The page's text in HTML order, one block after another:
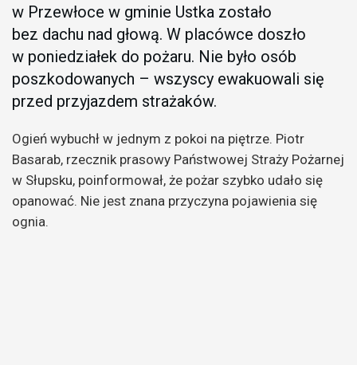
w Przewłoce w gminie Ustka zostało
bez dachu nad głową. W placówce doszło
w poniedziałek do pożaru. Nie było osób
poszkodowanych – wszyscy ewakuowali się
przed przyjazdem strażaków.
Ogień wybuchł w jednym z pokoi na piętrze. Piotr
Basarab, rzecznik prasowy Państwowej Straży Pożarnej
w Słupsku, poinformował, że pożar szybko udało się
opanować. Nie jest znana przyczyna pojawienia się
ognia.